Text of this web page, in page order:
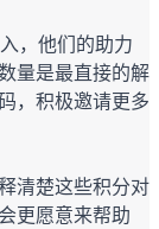
，他们的助力
量是最直接的解
，积极邀请更多
清楚这些积分对
更愿意来帮助